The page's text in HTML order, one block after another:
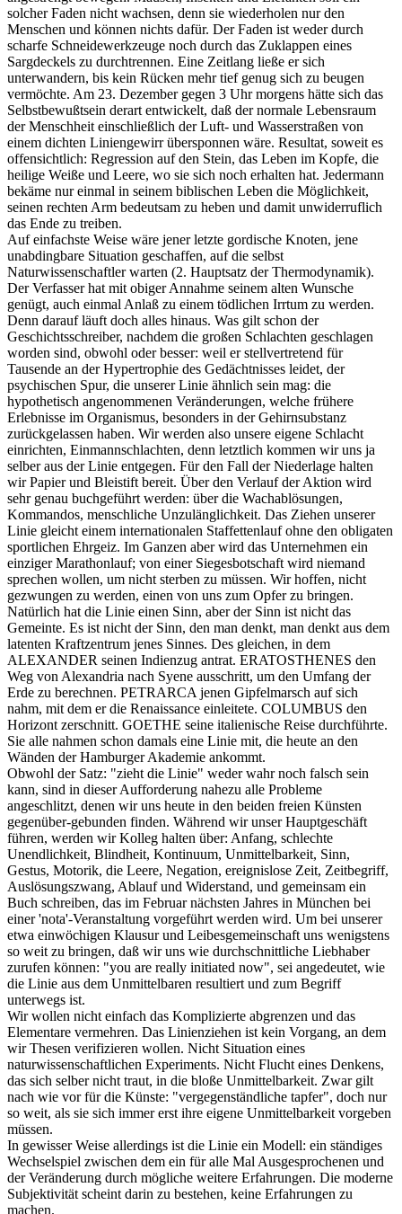
solcher Faden nicht wachsen, denn sie wiederholen nur den
Menschen und können nichts dafür. Der Faden ist weder durch
scharfe Schneidewerkzeuge noch durch das Zuklappen eines
Sargdeckels zu durchtrennen. Eine Zeitlang ließe er sich
unterwandern, bis kein Rücken mehr tief genug sich zu beugen
vermöchte. Am 23. Dezember gegen 3 Uhr morgens hätte sich das
Selbstbewußtsein derart entwickelt, daß der normale Lebensraum
der Menschheit einschließlich der Luft- und Wasserstraßen von
einem dichten Liniengewirr übersponnen wäre. Resultat, soweit es
offensichtlich: Regression auf den Stein, das Leben im Kopfe, die
heilige Weiße und Leere, wo sie sich noch erhalten hat. Jedermann
bekäme nur einmal in seinem biblischen Leben die Möglichkeit,
seinen rechten Arm bedeutsam zu heben und damit unwiderruflich
das Ende zu treiben.
Auf einfachste Weise wäre jener letzte gordische Knoten, jene
unabdingbare Situation geschaffen, auf die selbst
Naturwissenschaftler warten (2. Hauptsatz der Thermodynamik).
Der Verfasser hat mit obiger Annahme seinem alten Wunsche
genügt, auch einmal Anlaß zu einem tödlichen Irrtum zu werden.
Denn darauf läuft doch alles hinaus. Was gilt schon der
Geschichtsschreiber, nachdem die großen Schlachten geschlagen
worden sind, obwohl oder besser: weil er stellvertretend für
Tausende an der Hypertrophie des Gedächtnisses leidet, der
psychischen Spur, die unserer Linie ähnlich sein mag: die
hypothetisch angenommenen Veränderungen, welche frühere
Erlebnisse im Organismus, besonders in der Gehirnsubstanz
zurückgelassen haben. Wir werden also unsere eigene Schlacht
einrichten, Einmannschlachten, denn letztlich kommen wir uns ja
selber aus der Linie entgegen. Für den Fall der Niederlage halten
wir Papier und Bleistift bereit. Über den Verlauf der Aktion wird
sehr genau buchgeführt werden: über die Wachablösungen,
Kommandos, menschliche Unzulänglichkeit. Das Ziehen unserer
Linie gleicht einem internationalen Staffettenlauf ohne den obligaten
sportlichen Ehrgeiz. Im Ganzen aber wird das Unternehmen ein
einziger Marathonlauf; von einer Siegesbotschaft wird niemand
sprechen wollen, um nicht sterben zu müssen. Wir hoffen, nicht
gezwungen zu werden, einen von uns zum Opfer zu bringen.
Natürlich hat die Linie einen Sinn, aber der Sinn ist nicht das
Gemeinte. Es ist nicht der Sinn, den man denkt, man denkt aus dem
latenten Kraftzentrum jenes Sinnes. Des gleichen, in dem
ALEXANDER seinen Indienzug antrat. ERATOSTHENES den
Weg von Alexandria nach Syene ausschritt, um den Umfang der
Erde zu berechnen. PETRARCA jenen Gipfelmarsch auf sich
nahm, mit dem er die Renaissance einleitete. COLUMBUS den
Horizont zerschnitt. GOETHE seine italienische Reise durchführte.
Sie alle nahmen schon damals eine Linie mit, die heute an den
Wänden der Hamburger Akademie ankommt.
Obwohl der Satz: "zieht die Linie" weder wahr noch falsch sein
kann, sind in dieser Aufforderung nahezu alle Probleme
angeschlitzt, denen wir uns heute in den beiden freien Künsten
gegenüber-gebunden finden. Während wir unser Hauptgeschäft
führen, werden wir Kolleg halten über: Anfang, schlechte
Unendlichkeit, Blindheit, Kontinuum, Unmittelbarkeit, Sinn,
Gestus, Motorik, die Leere, Negation, ereignislose Zeit, Zeitbegriff,
Auslösungszwang, Ablauf und Widerstand, und gemeinsam ein
Buch schreiben, das im Februar nächsten Jahres in München bei
einer 'nota'-Veranstaltung vorgeführt werden wird. Um bei unserer
etwa einwöchigen Klausur und Leibesgemeinschaft uns wenigstens
so weit zu bringen, daß wir uns wie durchschnittliche Liebhaber
zurufen können: "you are really initiated now", sei angedeutet, wie
die Linie aus dem Unmittelbaren resultiert und zum Begriff
unterwegs ist.
Wir wollen nicht einfach das Komplizierte abgrenzen und das
Elementare vermehren. Das Linienziehen ist kein Vorgang, an dem
wir Thesen verifizieren wollen. Nicht Situation eines
naturwissenschaftlichen Experiments. Nicht Flucht eines Denkens,
das sich selber nicht traut, in die bloße Unmittelbarkeit. Zwar gilt
nach wie vor für die Künste: "vergegenständliche tapfer", doch nur
so weit, als sie sich immer erst ihre eigene Unmittelbarkeit vorgeben
müssen.
In gewisser Weise allerdings ist die Linie ein Modell: ein ständiges
Wechselspiel zwischen dem ein für alle Mal Ausgesprochenen und
der Veränderung durch mögliche weitere Erfahrungen. Die moderne
Subjektivität scheint darin zu bestehen, keine Erfahrungen zu
machen.